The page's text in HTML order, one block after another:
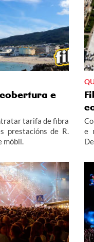
e
tarifa de fibra
prestacións de R.
móbil.
e